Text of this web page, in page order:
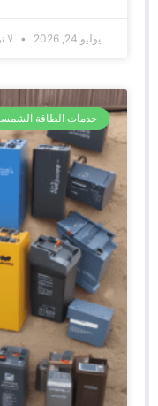
يوليو 24, 2026 لا
خدمات الطاقة الشمسية